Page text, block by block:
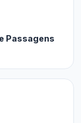
Passagens